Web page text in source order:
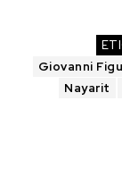
Giovanni
Nayarit